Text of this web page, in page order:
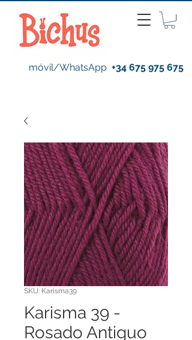
móvil/WhatsApp +34 675 975 675
SKU: Karisma39
Karisma 39 -
Rosado Antiguo